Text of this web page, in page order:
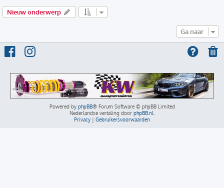
Nieuw onderwerp
Ga naar
Powered by phpBB® Forum Software © phpBB Limited
Nederlandse vertaling door phpBB.nl
Privacy | Gebruikersvoorwaarden